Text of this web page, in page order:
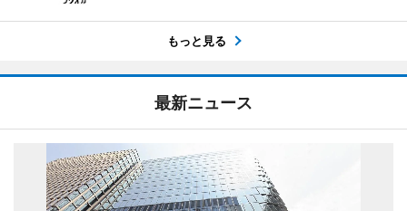
もっと見る
最新ニュース